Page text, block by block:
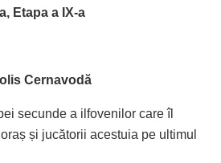
Etapa a IX-a
Cernavodă
secunde a ilfovenilor care îl
și jucătorii acestuia pe ultimul